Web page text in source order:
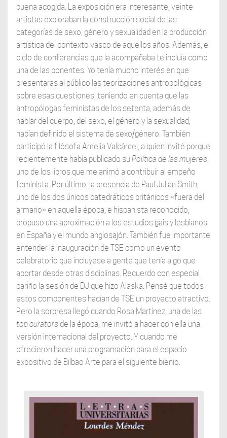
buena acogida. La exposición era interesante, veinte
artistas exploraban la construcción social de las
categorías de sexo, género y sexualidad en la producción
artística del contexto vasco de aquellos años. Además, el
ciclo de conferencias que la acompañaba te incluía como
una de las ponentes. Yo tenía mucho interés en que
presentaras al público las teorizaciones antropológicas
sobre esas cuestiones, teniendo en cuenta que las
antropólogas feministas de los setenta, además de
hablar del cuerpo, del sexo, el género y la sexualidad,
habían definido el sistema de sexo/género. También
participó la filósofa Amelia Valcárcel, a quien invité porque
recientemente había publicado su Política de las mujeres,
uno de los libros que me animó a contribuir al empeño
feminista. Por último, la presencia de Paul Julian Smith,
uno de los dos únicos catedráticos británicos «fuera del
armario» en aquella época, e hispanista reconocido,
propuso una aproximación a los estudios gais y lesbianos
en España y el mundo anglosajón. También fue importante
entender la inauguración de TSE como un evento
celebratorio que incluyese a gente que tenía algo que
aportar desde otras disciplinas. Recuerdo con especial
cariño la sesión de DJ que hizo Alaska. Pensé que todos
estos componentes hacían de TSE un proyecto atractivo.
Pero la sorpresa llegó cuando Rosa Martínez, una de las
top curatorsde la época, me invitó a hacer con ella una
versión internacional del proyecto. Y cuando me
ofrecieron hacer una programación para el espacio
expositivo de Bilbao Arte para el siguiente bienio.